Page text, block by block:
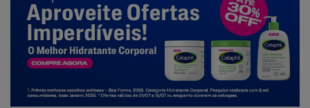
4º
fralda geriatrica
5º desodorante
9º
fralda xg